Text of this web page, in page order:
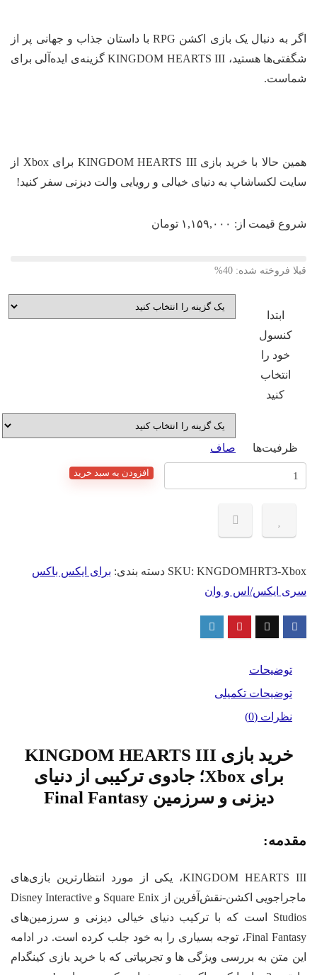
اگر به دنبال یک بازی اکشن RPG با داستان جذاب و جهانی پر از
شگفتی‌ها هستید، KINGDOM HEARTS III گزینه‌ی ایده‌آلی برای
همین حالا با خرید بازی KINGDOM HEARTS III برای Xbox از
لکساشاپ به دنیای خیالی و رویایی والت دیزنی سفر کنید!
قیمت از: ۱,۱۵۹,۰۰۰ تومان
فروخته شده: 40%
کنسول
خود را
انتخاب
کنید
ظرفیت‌ها
صاف
افزودن به سبد خرید
SKU:KNGDOMHRT3- دسته بندی:برای ایکس باکس
ایکس/اس و وان
توضیحات
توضیحات تکمیلی
نظرات (0)
خرید بازی KINGDOM HEARTS III
برای Xbox؛ جادوی ترکیبی از دنیای
دیزنی و سرزمین Final Fantasy
KINGDOM HEARTS III، یکی از مورد انتظارترین بازی‌های
ماجراجویی اکشن-نقش‌آفرین از Square Enix و Disney Interactive
Studios است که با ترکیب دنیای خیالی دیزنی و سرزمین‌های
Final Fantasy، توجه بسیاری را به خود جلب کرده است. در ادامه
متن به بررسی ویژگی ها و تجربیاتی که با خرید بازی کینگدام